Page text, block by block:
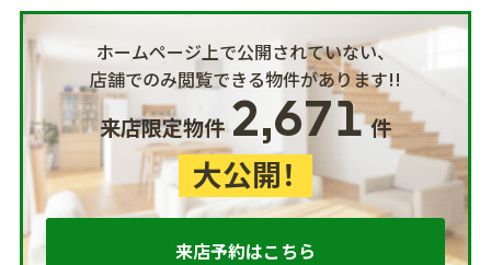
ホームページ上で公開されていない、
店舗でのみ閲覧できる物件があります!!
来店限定物件2,671件
大公開！
来店予約はこちら